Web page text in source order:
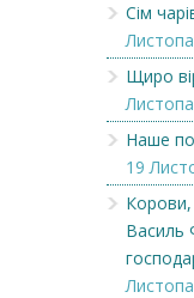
Сім
Щиро
Наше
19
Корови,
Василь